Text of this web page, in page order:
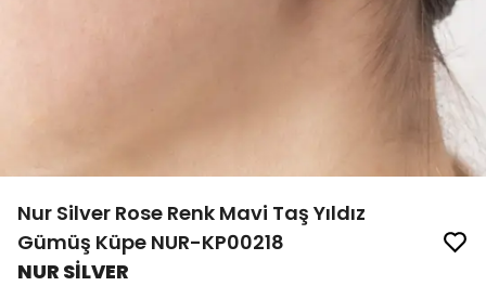
Nur Silver Rose Renk Mavi Taş Yıldız
Gümüş Küpe NUR-KP00218
NUR SİLVER